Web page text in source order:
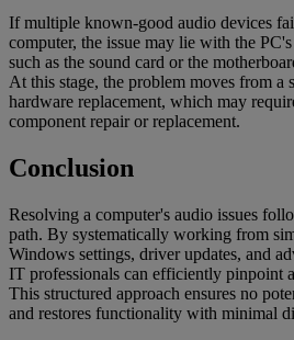
If multiple known-good audio devices
computer, the issue may lie with the
such as the sound card or the
At this stage, the problem moves from a
hardware replacement, which may
component repair or replacement.
Conclusion
Resolving a computer's audio issues
path. By systematically working from
Windows settings, driver updates, and
IT professionals can efficiently pinpoint
This structured approach ensures no
and restores functionality with minimal